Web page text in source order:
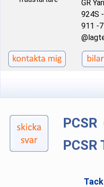
GR
924S
911 -
PCSR